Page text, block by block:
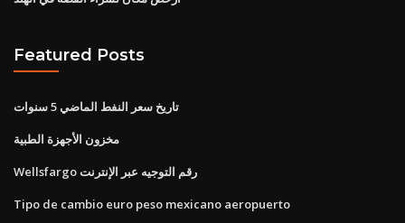
Featured Posts
تاريخ سعر النفط الماضي 5 سنوات
مخزون الأجهزة الطبية
Wellsfargo رقم التوجيه عبر الإنترنت
Tipo de cambio euro peso mexicano aeropuerto